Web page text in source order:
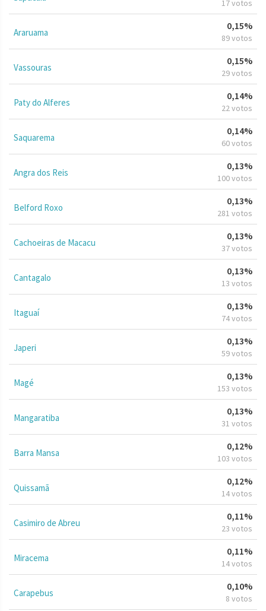
17 votos
Araruama
0,15%
89 votos
Vassouras
0,15%
29 votos
Paty do Alferes
0,14%
22 votos
Saquarema
0,14%
60 votos
Angra dos Reis
0,13%
100 votos
Belford Roxo
0,13%
281 votos
Cachoeiras de Macacu
0,13%
37 votos
Cantagalo
0,13%
13 votos
Itaguaí
0,13%
74 votos
Japeri
0,13%
59 votos
Magé
0,13%
153 votos
Mangaratiba
0,13%
31 votos
Barra Mansa
0,12%
103 votos
Quissamã
0,12%
14 votos
Casimiro de Abreu
0,11%
23 votos
Miracema
0,11%
14 votos
Carapebus
0,10%
8 votos